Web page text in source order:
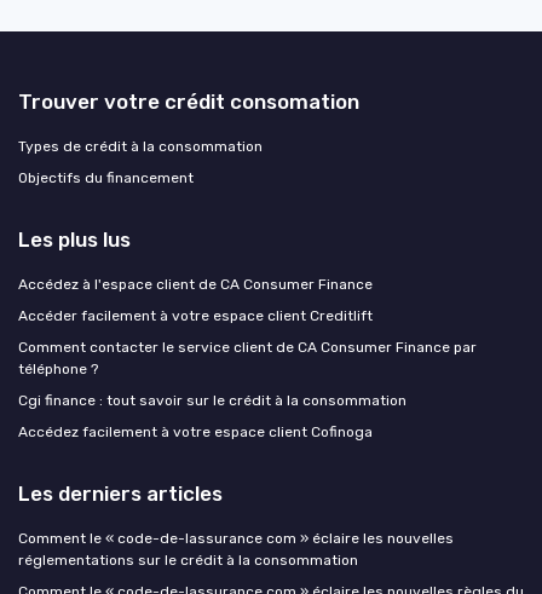
Trouver votre crédit consomation
Types de crédit à la consommation
Objectifs du financement
Les plus lus
Accédez à l'espace client de CA Consumer Finance
Accéder facilement à votre espace client Creditlift
Comment contacter le service client de CA Consumer Finance par
téléphone ?
Cgi finance : tout savoir sur le crédit à la consommation
Accédez facilement à votre espace client Cofinoga
Les derniers articles
Comment le « code-de-lassurance com » éclaire les nouvelles
réglementations sur le crédit à la consommation